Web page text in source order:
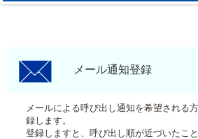
メール通知登録
モバイルサイト
区役所フロアマップ
メール通知登録
メールによる呼び出し通知を希望される
録します。
登録しますと、呼び出し順が近づいたこ